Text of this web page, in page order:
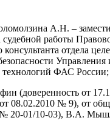
А.Н. –
работы
отдела
технологий ФАС России;
(доверенность от
08.02.2010 № 9), от
20-01/10-03), В.А.